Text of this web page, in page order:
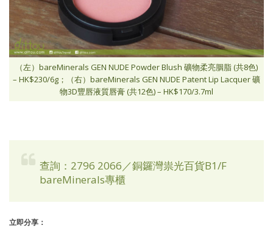
（左）bareMinerals GEN NUDE Powder Blush 礦物柔亮胭脂 (共8色)
– HK$230/6g；（右）bareMinerals GEN NUDE Patent Lip Lacquer 礦
物3D豐唇液質唇膏 (共12色) – HK$170/3.7ml
查詢：2796 2066／銅鑼灣祟光百貨B1/F
bareMinerals專櫃
立即分享：